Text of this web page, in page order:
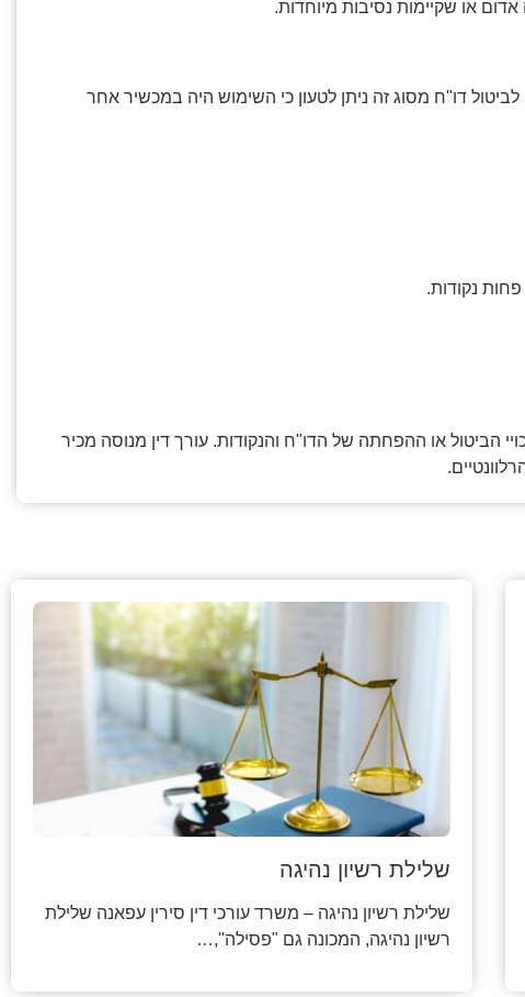
או שקיימות נסיבות מיוחדות.
בזמן נהיגה מקנה 8 נקודות וקנס כספי. לביטול דו"ח מסוג זה ניתן לטעון כי השימוש היה במכשיר אחר
נקודות.
הביטול או ההפחתה של הדו"ח והנקודות. עורך דין מנוסה מכיר
שלילת רשיון נהיגה
שלילת רשיון נהיגה – משרד עורכי דין סירין עפאנה שלילת
רשיון נהיגה, המכונה גם "פסילה",…